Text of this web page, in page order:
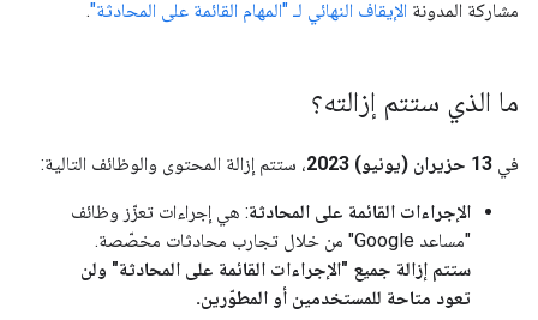
مشاركة المدونة الإيقاف النهائي لـ "المهام القائمة على المحادثة".
ما الذي ستتم إزالته؟
في 13 حزيران (يونيو) 2023 ، ستتم إزالة المحتوى والوظائف التالية:
الإجراءات القائمة على المحادثة: هي إجراءات تعزّز وظائف
"مساعد Google" من خلال تجارب محادثات مخصّصة.
ستتم إزالة جميع "الإجراءات القائمة على المحادثة" ولن
تعود متاحة للمستخدمين أو المطوّرين.